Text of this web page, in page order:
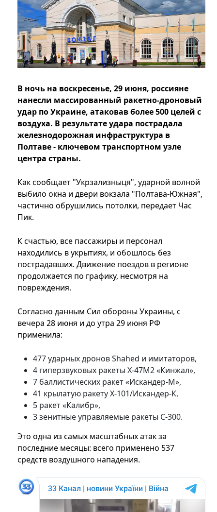
В ночь на воскресенье, 29 июня, россияне
нанесли массированный ракетно-дроновый
удар по Украине, атаковав более 500 целей с
воздуха. В результате удара пострадала
железнодорожная инфраструктура в
Полтаве - ключевом транспортном узле
центра страны.
Как сообщает "Укрзализныця", ударной волной
выбило окна и двери вокзала "Полтава-Южная",
частично обрушились потолки, передает Час
Пик.
К счастью, все пассажиры и персонал
находились в укрытиях, и обошлось без
пострадавших. Движение поездов в регионе
продолжается по графику, несмотря на
повреждения.
Согласно данным Сил обороны Украины, с
вечера 28 июня и до утра 29 июня РФ
применила:
477 ударных дронов Shahed и имитаторов,
4 гиперзвуковых ракеты Х-47М2 «Кинжал»,
7 баллистических ракет «Искандер-М»,
41 крылатую ракету Х-101/Искандер-К,
5 ракет «Калибр»,
3 зенитные управляемые ракеты С-300.
Это одна из самых масштабных атак за
последние месяцы: всего применено 537
средств воздушного нападения.